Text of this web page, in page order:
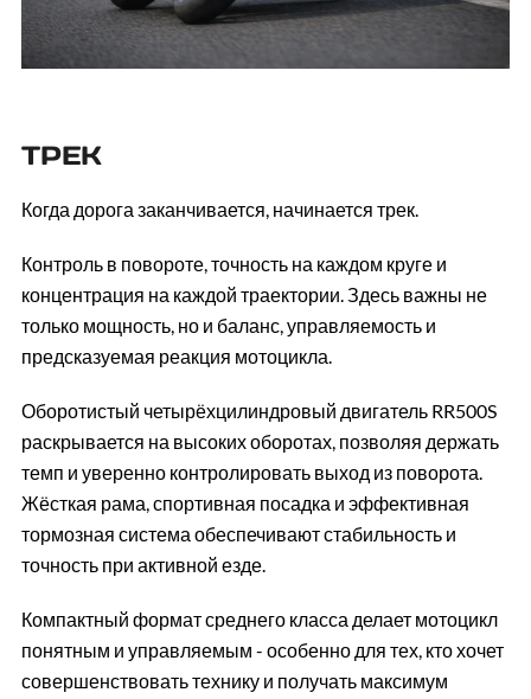
ТРЕК
Когда дорога заканчивается, начинается трек.
Контроль в повороте, точность на каждом круге и
концентрация на каждой траектории. Здесь важны не
только мощность, но и баланс, управляемость и
предсказуемая реакция мотоцикла.
Оборотистый четырёхцилиндровый двигатель RR500S
раскрывается на высоких оборотах, позволяя держать
темп и уверенно контролировать выход из поворота.
Жёсткая рама, спортивная посадка и эффективная
тормозная система обеспечивают стабильность и
точность при активной езде.
Компактный формат среднего класса делает мотоцикл
понятным и управляемым - особенно для тех, кто хочет
совершенствовать технику и получать максимум